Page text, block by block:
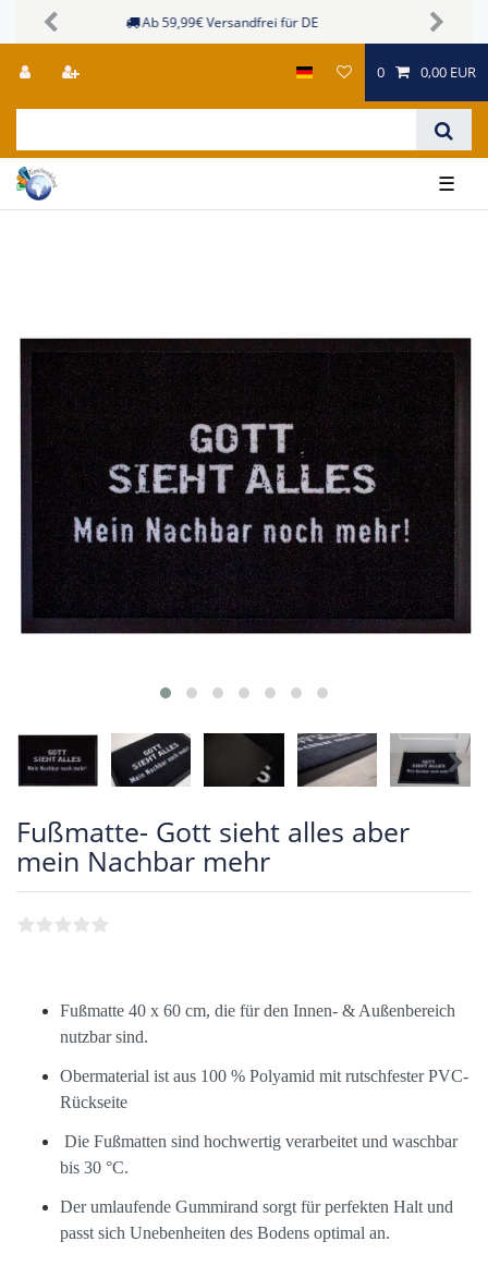
Sichere Zahlungsmöglichkeiten
Previous Next
0 0,00 EUR
☰
Fußmatte- Gott sieht alles aber
mein Nachbar mehr
Fußmatte 40 x 60 cm, die für den Innen- & Außenbereich
nutzbar sind.
Obermaterial ist aus 100 % Polyamid mit rutschfester PVC-
Rückseite
Die Fußmatten sind hochwertig verarbeitet und waschbar
bis 30 °C.
Der umlaufende Gummirand sorgt für perfekten Halt und
passt sich Unebenheiten des Bodens optimal an.